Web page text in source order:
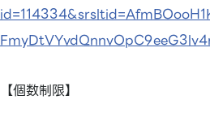
【個数制限】